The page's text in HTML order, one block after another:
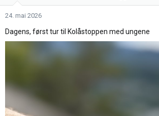
e
r
:
24. mai 2026
Dagens, først tur til Kolåstoppen med ungene